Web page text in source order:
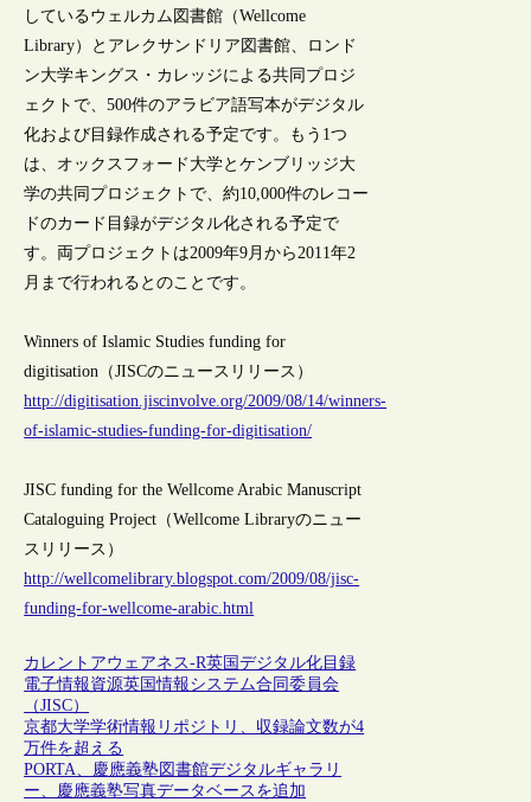
しているウェルカム図書館（Wellcome
Library）とアレクサンドリア図書館、ロンド
ン大学キングス・カレッジによる共同プロジ
ェクトで、500件のアラビア語写本がデジタル
化および目録作成される予定です。もう1つ
は、オックスフォード大学とケンブリッジ大
学の共同プロジェクトで、約10,000件のレコー
ドのカード目録がデジタル化される予定で
す。両プロジェクトは2009年9月から2011年2
月まで行われるとのことです。
Winners of Islamic Studies funding for
digitisation（JISCのニュースリリース）
http://digitisation.jiscinvolve.org/2009/08/14/winners-
of-islamic-studies-funding-for-digitisation/
JISC funding for the Wellcome Arabic Manuscript
Cataloguing Project（Wellcome Libraryのニュー
スリリース）
http://wellcomelibrary.blogspot.com/2009/08/jisc-
funding-for-wellcome-arabic.html
カレントアウェアネス-R英国デジタル化 目録
電子情報資源英国情報システム合同委員会
（JISC）
京都大学学術情報リポジトリ、収録論文数が4
万件を超える
PORTA、慶應義塾図書館デジタルギャラリ
ー、慶應義塾写真データベースを追加